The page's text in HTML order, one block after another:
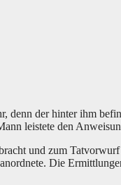
denn der hin­ter ihm
leis­te­te den
und zum
Die